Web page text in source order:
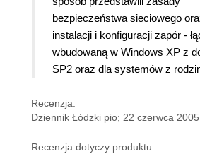
bezpieczeństwa sieciowego
instalacji i konfiguracji zapór -
wbudowaną w Windows XP z
SP2 oraz dla systemów z
Recenzja:
Dziennik Łódzki pio; 22 czerwca 2005
Recenzja dotyczy produktu: